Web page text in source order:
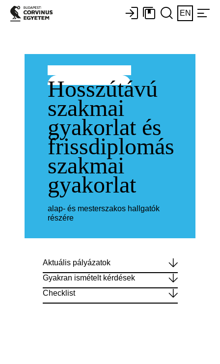
EN
Hosszútávú
szakmai
gyakorlat és
frissdiplomás
szakmai
gyakorlat
alap- és mesterszakos hallgatók
részére
Aktuális pályázatok
Gyakran ismételt kérdések
Checklist